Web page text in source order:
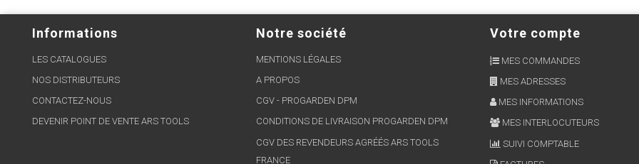
Informations
LES CATALOGUES
NOS DISTRIBUTEURS
CONTACTEZ-NOUS
DEVENIR POINT DE VENTE ARS TOOLS
Notre société
MENTIONS LÉGALES
A PROPOS
CGV - PROGARDEN DPM
CONDITIONS DE LIVRAISON PROGARDEN DPM
CGV DES REVENDEURS AGRÉÉS ARS TOOLS
FRANCE
Votre compte
MES COMMANDES
MES ADRESSES
MES INFORMATIONS
MES INTERLOCUTEURS
SUIVI COMPTABLE